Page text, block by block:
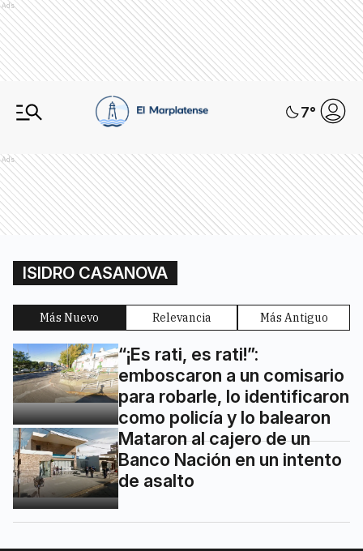
Ads
7°
Ads
ISIDRO CASANOVA
Más Nuevo Relevancia Más Antiguo
“¡Es rati, es rati!”:
emboscaron a un comisario
para robarle, lo identificaron
como policía y lo balearon
Mataron al cajero de un
Banco Nación en un intento
de asalto